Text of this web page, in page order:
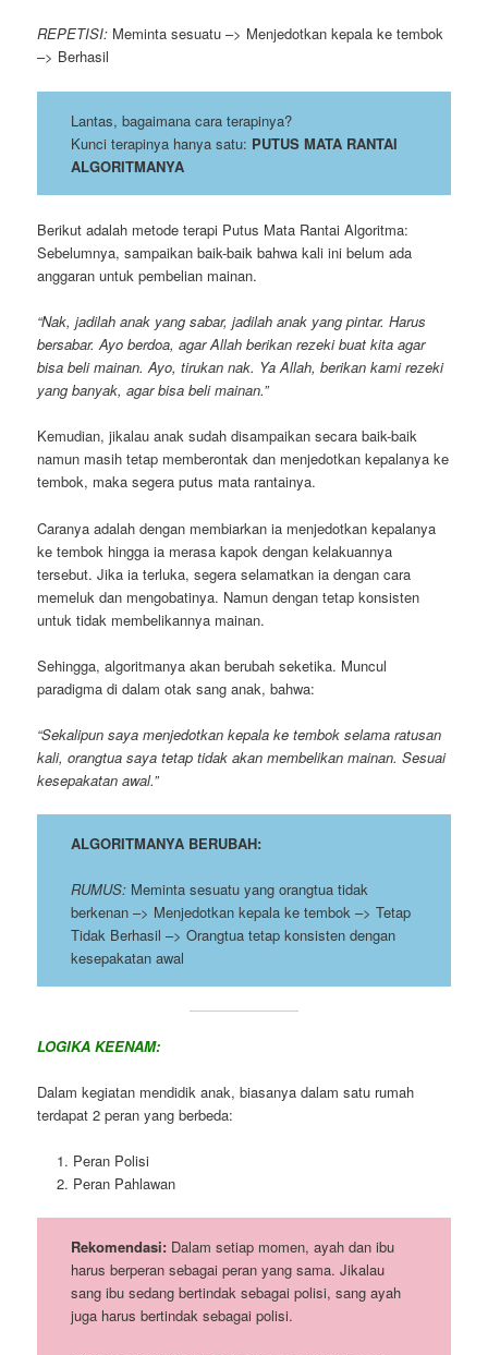
REPETISI: Meminta sesuatu –> Menjedotkan kepala ke tembok
–> Berhasil
Lantas, bagaimana cara terapinya?
Kunci terapinya hanya satu: PUTUS MATA RANTAI
ALGORITMANYA
Berikut adalah metode terapi Putus Mata Rantai Algoritma:
Sebelumnya, sampaikan baik-baik bahwa kali ini belum ada
anggaran untuk pembelian mainan.
“Nak, jadilah anak yang sabar, jadilah anak yang pintar. Harus
bersabar. Ayo berdoa, agar Allah berikan rezeki buat kita agar
bisa beli mainan. Ayo, tirukan nak. Ya Allah, berikan kami rezeki
yang banyak, agar bisa beli mainan.”
Kemudian, jikalau anak sudah disampaikan secara baik-baik
namun masih tetap memberontak dan menjedotkan kepalanya ke
tembok, maka segera putus mata rantainya.
Caranya adalah dengan membiarkan ia menjedotkan kepalanya
ke tembok hingga ia merasa kapok dengan kelakuannya
tersebut. Jika ia terluka, segera selamatkan ia dengan cara
memeluk dan mengobatinya. Namun dengan tetap konsisten
untuk tidak membelikannya mainan.
Sehingga, algoritmanya akan berubah seketika. Muncul
paradigma di dalam otak sang anak, bahwa:
“Sekalipun saya menjedotkan kepala ke tembok selama ratusan
kali, orangtua saya tetap tidak akan membelikan mainan. Sesuai
kesepakatan awal.”
ALGORITMANYA BERUBAH:
RUMUS:Meminta sesuatu yang orangtua tidak
berkenan –> Menjedotkan kepala ke tembok –> Tetap
Tidak Berhasil –> Orangtua tetap konsisten dengan
kesepakatan awal
LOGIKA KEENAM:
Dalam kegiatan mendidik anak, biasanya dalam satu rumah
terdapat 2 peran yang berbeda:
Peran Polisi
Peran Pahlawan
Rekomendasi:Dalam setiap momen, ayah dan ibu
harus berperan sebagai peran yang sama. Jikalau
sang ibu sedang bertindak sebagai polisi, sang ayah
juga harus bertindak sebagai polisi.